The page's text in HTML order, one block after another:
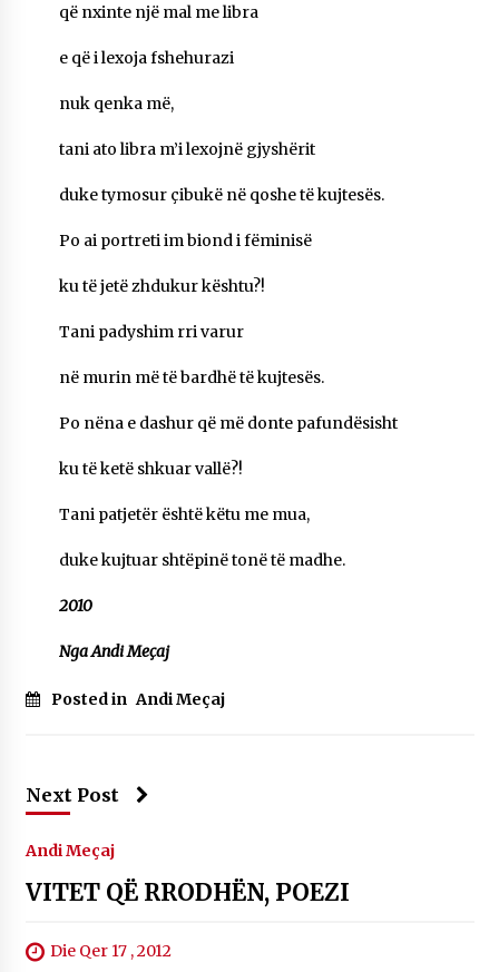
që nxinte një mal me libra
e që i lexoja fshehurazi
nuk qenka më,
tani ato libra m’i lexojnë gjyshërit
duke tymosur çibukë në qoshe të kujtesës.
Po ai portreti im biond i fëminisë
ku të jetë zhdukur kështu?!
Tani padyshim rri varur
në murin më të bardhë të kujtesës.
Po nëna e dashur që më donte pafundësisht
ku të ketë shkuar vallë?!
Tani patjetër është këtu me mua,
duke kujtuar shtëpinë tonë të madhe.
2010
Nga Andi Meçaj
Posted in Andi Meçaj
Next Post
Andi Meçaj
VITET QË RRODHËN, POEZI
Die Qer 17 , 2012